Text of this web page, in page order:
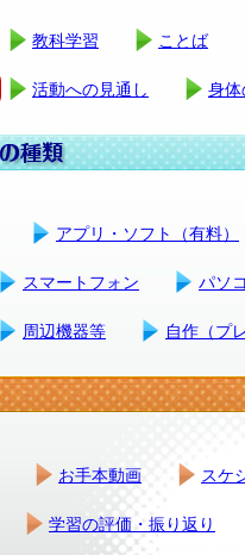
教科学習 ことば
活動への見通し 身
アプリ・ソフト（有料）
スマートフォン パソ
周辺機器等 自作（プ
お手本動画 スケ
学習の評価・振り返り